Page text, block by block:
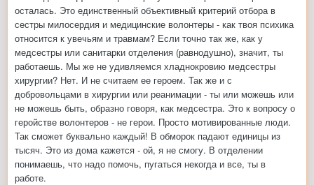
осталась. Это единственный объективный критерий отбора в
сестры милосердия и медицинские волонтеры - как твоя психика
относится к увечьям и травмам? Если точно так же, как у
медсестры или санитарки отделения (равнодушно), значит, ты
работаешь. Мы же не удивляемся хладнокровию медсестры
хирургии? Нет. И не считаем ее героем. Так же и с
добровольцами в хирургии или реанимации - ты или можешь или
не можешь быть, образно говоря, как медсестра. Это к вопросу о
геройстве волонтеров - не герои. Просто мотивированные люди.
Так сможет буквально каждый! В обморок падают единицы из
тысяч. Это из дома кажется - ой, я не смогу. В отделении
понимаешь, что надо помочь, пугаться некогда и все, ты в
работе.